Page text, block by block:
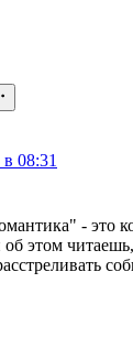
08:31
- это
этом